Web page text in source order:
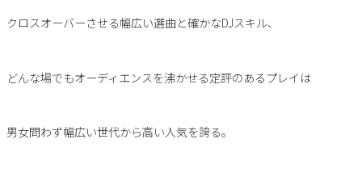
クロスオーバーさせる幅広い選曲と確かなDJスキル、
どんな場でもオーディエンスを沸かせる定評のあるプレイは
男女問わず幅広い世代から高い人気を誇る。